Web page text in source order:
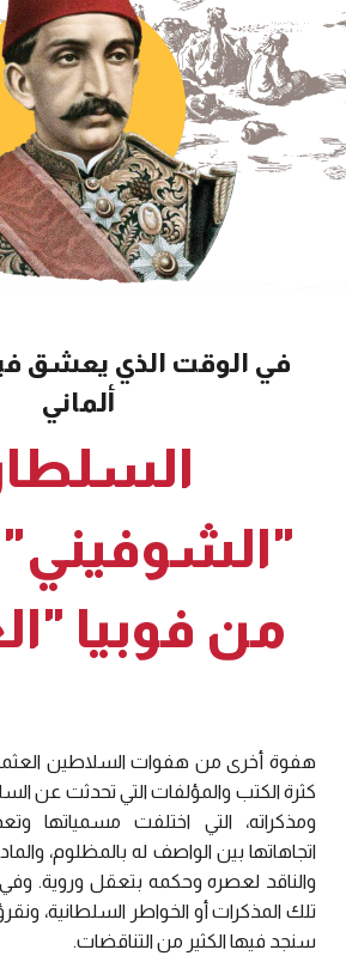
في الوقت الذي يعشق
ألماني
"الشوفيني"
من فوبيا
هفوة أخرى من هفوات السلاطين
كثرة الكتب والمؤلفات التي تحدثت عن
ومذكراته، التي اختلفت مسمياتها
اتجاهاتها بين الواصف له بالمظلوم،
والناقد لعصره وحكمه بتعقل وروية.
تلك المذكرات أو الخواطر السلطانية،
سنجد فيها الكثير من التناقضات.